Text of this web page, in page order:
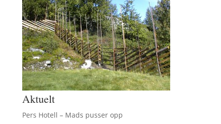
Aktuelt
Pers Hotell – Mads pusser opp